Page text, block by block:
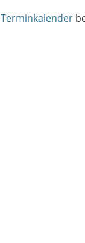
Terminkalender